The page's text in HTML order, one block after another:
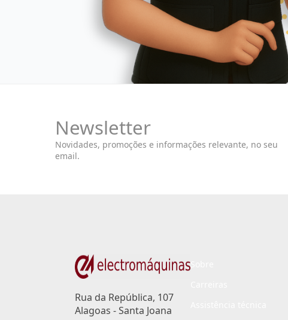
Newsletter
Novidades, promoções e informações relevante, no seu
email.
Rua da República, 107
Alagoas - Santa Joana